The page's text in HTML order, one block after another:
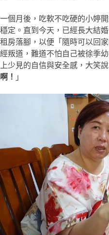
一個月後，吃軟不吃硬的小婷
穩定。直到今天，已經長大結
租房落腳，以便「隨時可以回
經叛道，難道不怕自己被徐季
上少見的自信與安全感，大笑
啊！ 」